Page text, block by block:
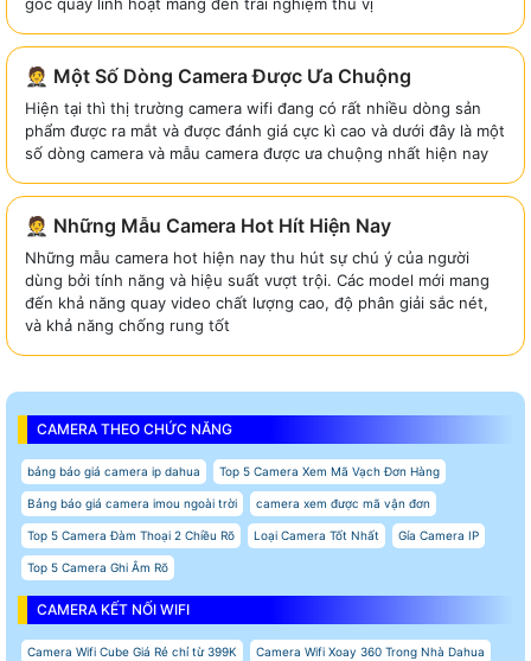
🤵 Một Số Dòng Camera Được Ưa Chuộng
Hiện tại thì thị trường camera wifi đang có rất nhiều dòng sản
phẩm được ra mắt và được đánh giá cực kì cao và dưới đây là một
số dòng camera và mẫu camera được ưa chuộng nhất hiện nay
🤵 Những Mẫu Camera Hot Hít Hiện Nay
Những mẫu camera hot hiện nay thu hút sự chú ý của người
dùng bởi tính năng và hiệu suất vượt trội. Các model mới mang
đến khả năng quay video chất lượng cao, độ phân giải sắc nét,
và khả năng chống rung tốt
CAMERA THEO CHỨC NĂNG
bảng báo giá camera ip dahua Top 5 Camera Xem Mã Vạch Đơn Hàng
Bảng báo giá camera imou ngoài trời camera xem được mã vận đơn
Top 5 Camera Đàm Thoại 2 Chiều Rõ Loại Camera Tốt Nhất Gía Camera IP
Top 5 Camera Ghi Âm Rõ
CAMERA KẾT NỐI WIFI
Camera Wifi Cube Giá Rẻ chỉ từ 399K Camera Wifi Xoay 360 Trong Nhà Dahua